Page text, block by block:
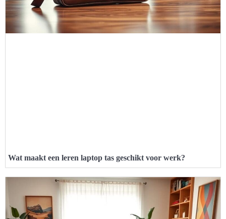
Wat maakt een leren laptop tas geschikt voor werk?